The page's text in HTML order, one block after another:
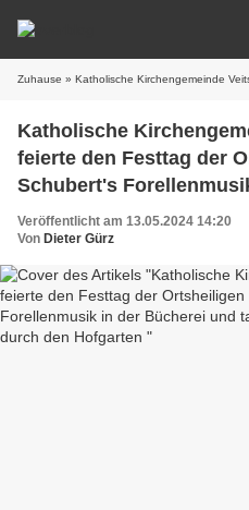
Zuhause » Katholische Kirchengemeinde Veitshöchheim feierte den Festtag der Ortsheiligen
Katholische
feierte den Festtag der
Schubert's
tags darauf mit einer
Hofgarten
Veröffentlicht am 13.05.2024 14:20
Von Dieter Gürz